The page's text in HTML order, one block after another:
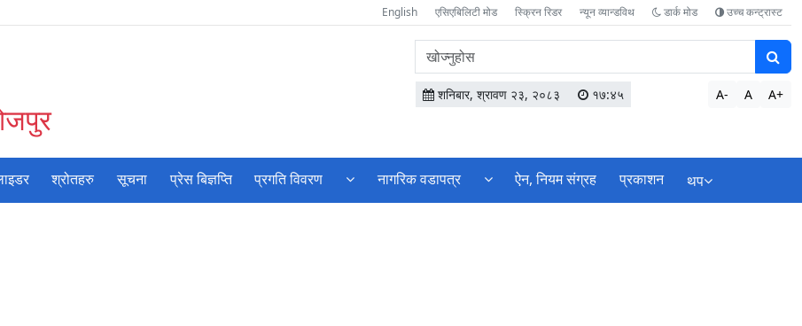
English एसिएबिलिटी मोड स्क्रिन रिडर न्यून व्यान्डविथ डार्क मोड उच्च कन्ट्रास्ट
वेबसाइटमा
सामग्री
खोज्नुहोस
शनिबार, श्रावण २३, २०८३ १७:४५ A- A A+
श्रोतहरु सूचना प्रेस बिज्ञप्ति प्रगति विवरण नागरिक वडापत्र ऐन, नियम संग्रह प्रकाशन थप